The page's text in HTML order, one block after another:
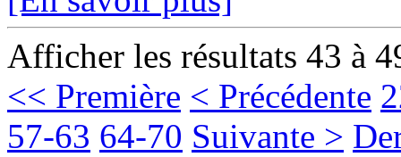
Afficher les résultats 43 à
<< Première < Précédente
57-63 64-70 Suivante >